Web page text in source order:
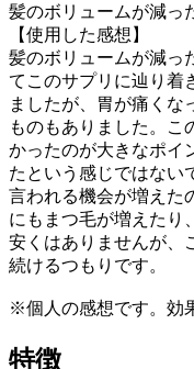
髪のボリュームが減っ
【使用した感想】
髪のボリュームが減っ
てこのサプリに辿り着
ましたが、胃が痛くな
ものもありました。こ
かったのが大きなポイ
たという感じではない
言われる機会が増えた
にもまつ毛が増えたり
安くはありませんが、
続けるつもりです。
※個人の感想です。効
特徴